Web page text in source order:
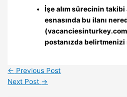
İşe alım sürecinin takibi
esnasında bu ilanı
postanızda belirtmenizi
← Previous Post
Next Post →